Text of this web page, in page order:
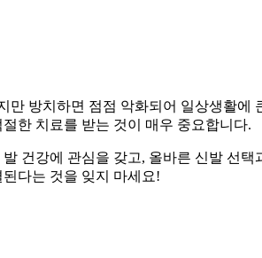
만 방치하면 점점 악화되어 일상생활에
한 치료를 받는 것이 매우 중요합니다.
건강에 관심을 갖고, 올바른 신발 선택
다는 것을 잊지 마세요!